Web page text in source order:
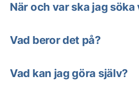
När och var ska jag söka
Vad beror det på?
Vad kan jag göra själv?